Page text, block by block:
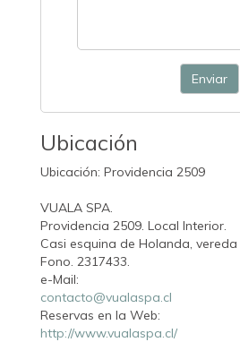
Enviar
Ubicación
Ubicación: Providencia 2509
VUALA SPA.
Providencia 2509. Local Interior.
Casi esquina de Holanda, vereda
Fono. 2317433.
e-Mail:
contacto@vualaspa.cl
Reservas en la Web:
http://www.vualaspa.cl/